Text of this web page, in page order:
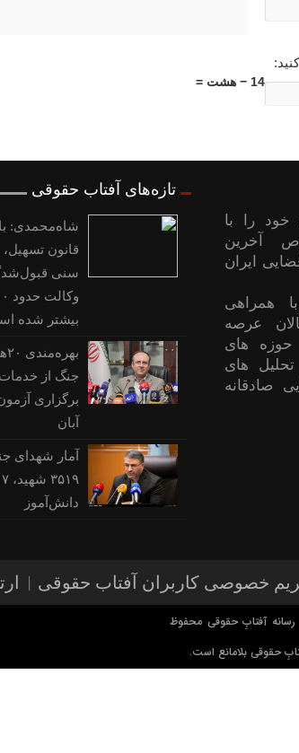
14 − هشت =
خود را با
آخرین
ایران
همراهی
عرصه
های
های
صادقانه
تازه‌های آفتاب حقوقی
شاه‌محمدی:
قانون تسهیل،
سنی
بیشتر شده
جنگ از
برگزاری
آبان
آمار شهدای
دانش‌آموز
خصوصی کاربران آفتاب حقوقی
حقوقی
آفتابِ حقوقی محفوظ
حقوقی بلامانع است.